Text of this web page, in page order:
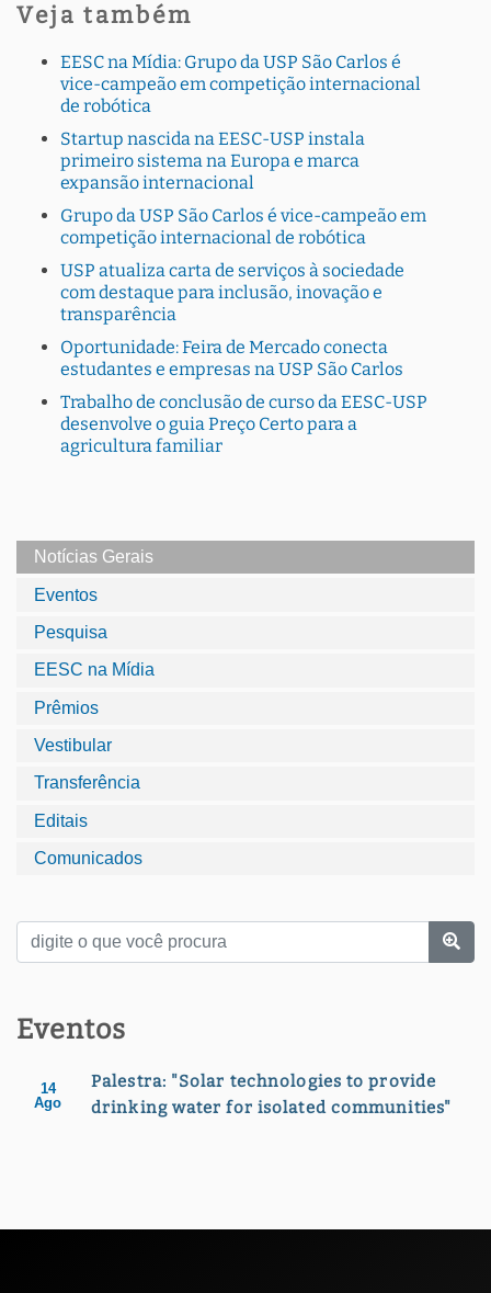
Veja também
EESC na Mídia: Grupo da USP São Carlos é
vice-campeão em competição internacional
de robótica
Startup nascida na EESC-USP instala
primeiro sistema na Europa e marca
expansão internacional
Grupo da USP São Carlos é vice-campeão em
competição internacional de robótica
USP atualiza carta de serviços à sociedade
com destaque para inclusão, inovação e
transparência
Oportunidade: Feira de Mercado conecta
estudantes e empresas na USP São Carlos
Trabalho de conclusão de curso da EESC-USP
desenvolve o guia Preço Certo para a
agricultura familiar
Notícias Gerais
Eventos
Pesquisa
EESC na Mídia
Prêmios
Vestibular
Transferência
Editais
Comunicados
Eventos
14
Ago
Palestra: "Solar technologies to provide
drinking water for isolated communities"